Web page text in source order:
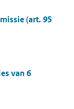
(art. 95
van 6